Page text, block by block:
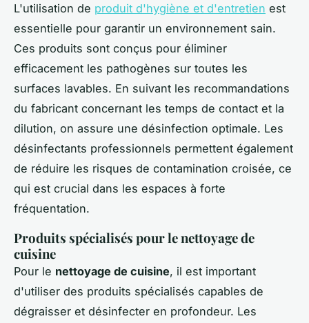
L'utilisation de produit d'hygiène et d'entretien est
essentielle pour garantir un environnement sain.
Ces produits sont conçus pour éliminer
efficacement les pathogènes sur toutes les
surfaces lavables. En suivant les recommandations
du fabricant concernant les temps de contact et la
dilution, on assure une désinfection optimale. Les
désinfectants professionnels permettent également
de réduire les risques de contamination croisée, ce
qui est crucial dans les espaces à forte
fréquentation.
Produits spécialisés pour le nettoyage de
cuisine
Pour le nettoyage de cuisine, il est important
d'utiliser des produits spécialisés capables de
dégraisser et désinfecter en profondeur. Les